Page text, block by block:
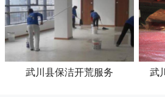
武川县保洁开荒服务 武